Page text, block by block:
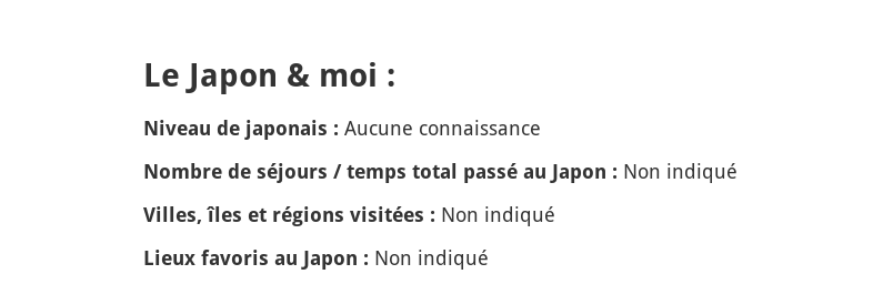
Le Japon & moi :
Niveau de japonais : Aucune connaissance
Nombre de séjours / temps total passé au Japon : Non indiqué
Villes, îles et régions visitées : Non indiqué
Lieux favoris au Japon : Non indiqué